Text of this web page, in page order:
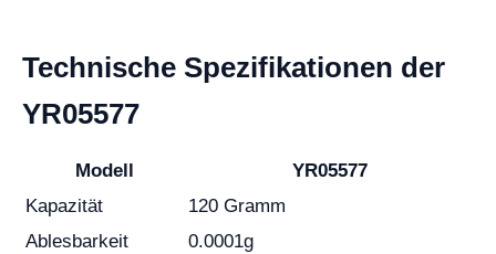
Technische Spezifikationen der
YR05577
Modell
YR05577
Kapazität
120 Gramm
Ablesbarkeit
0.0001g